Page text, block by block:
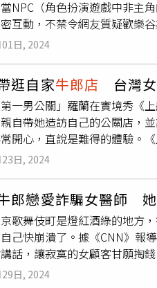
僅維持短短2個月就告吹。當
坂口杏里控制欲強，甚至鬧
討」的操作也讓大家看傻眼
NPC（角色扮演遊戲中非主
互動，不禁令網友質疑歡樂
遊樂設施都不是重點，有許
不少女遊客只要見到他們一
網上引發熱議。（圖／翻攝自
哥NPC親密互動，有的給抱
打扮像是薄紗、無袖背心或其
色文化」的商機，還推出「
。但歡樂谷的行銷手法，遭
的 牛郎店
日, 2024
逛自家牛郎店 台灣
第一男公關」羅蘭在實境秀《
自帶她造訪自己的公關店，
開心，直說是難得的體驗。
蘭表示，外界對公關這行業
是一種本事。羅蘭（左）在
代表去拜訪羅蘭時，自己有一
為他完全知道女生在想什麼
在台灣，或者在其他國家我
還是第一次，原來日本男公
學，羅蘭表示：「說出來會
日, 2024
郎戀愛詐騙女醫師
歌舞伎町是燈紅酒綠的地方
己快崩潰了。據《CNN》報
話，讓寂寞的女顧客甘願掏
，而她下班都去
，牛
日, 2024